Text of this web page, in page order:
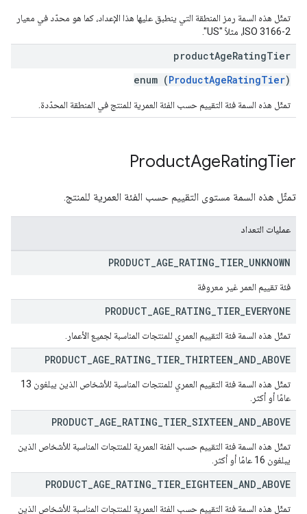
تمثّل هذه السمة رمز المنطقة التي ينطبق عليها هذا الإعداد، كما هو محدّد في معيار
ISO 3166-2، مثلاً "US".
productAgeRatingTier
enum (ProductAgeRatingTier)
تمثّل هذه السمة فئة التقييم حسب الفئة العمرية للمنتج في المنطقة المحدّدة.
ProductAgeRatingTier
تمثّل هذه السمة مستوى التقييم حسب الفئة العمرية للمنتج.
عمليات التعداد
PRODUCT AGE RATING TIER UNKNOWN
فئة تقييم العمر غير معروفة
PRODUCT AGE RATING TIER EVERYONE
تمثّل هذه السمة فئة التقييم العمري للمنتجات المناسبة لجميع الأعمار.
PRODUCT AGE RATING TIER THIRTEEN AND ABOVE
تمثّل هذه السمة فئة التقييم العمري للمنتجات المناسبة للأشخاص الذين يبلغون 13
عامًا أو أكثر.
PRODUCT AGE RATING TIER SIXTEEN AND ABOVE
تمثّل هذه السمة فئة التقييم حسب الفئة العمرية للمنتجات المناسبة للأشخاص الذين
يبلغون 16 عامًا أو أكثر.
PRODUCT AGE RATING TIER EIGHTEEN AND ABOVE
تمثّل هذه السمة فئة التقييم حسب الفئة العمرية للمنتجات المناسبة للأشخاص الذين